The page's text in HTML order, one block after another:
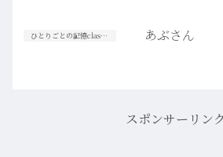
ひとりごとの記憶classic【高校生篇】 あぶさん
スポンサーリンク